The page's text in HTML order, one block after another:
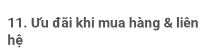
11. Ưu đãi khi mua hàng & liên
hệ